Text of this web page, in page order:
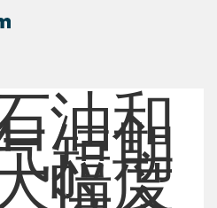
油和
短期
幅度